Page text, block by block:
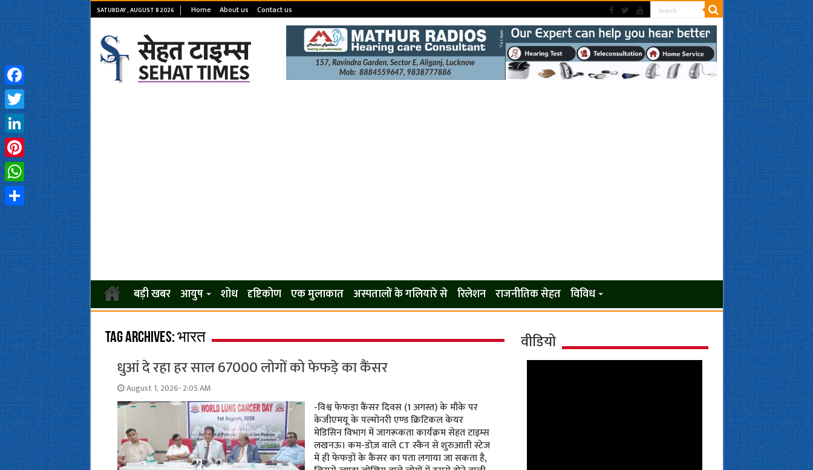
SATURDAY , AUGUST 8 2026 Home About us Contact us
बड़ी खबर आयुष शोध दृष्टिकोण एक मुलाकात अस्पतालों के गलियारे से रिलेशन राजनीतिक सेहत विविध
Tag Archives:भारत
धुआं दे रहा हर साल 67000 लोगों को फेफड़े का कैंसर
August 1, 2026- 2:05 AM
-विश्व फेफड़ा कैंसर दिवस (1 अगस्त) के मौके पर
केजीएमयू के पल्मोनरी एण्ड क्रिटिकल केयर
मेडिसिन विभाग में जागरूकता कार्यक्रम सेहत टाइम्स
लखनऊ। कम-डोज़ वाले CT स्कैन से शुरुआती स्टेज
में ही फेफड़ों के कैंसर का पता लगाया जा सकता है,
वीडियो
Facebook
Twitter
LinkedIn
Pinterest
WhatsApp
Share